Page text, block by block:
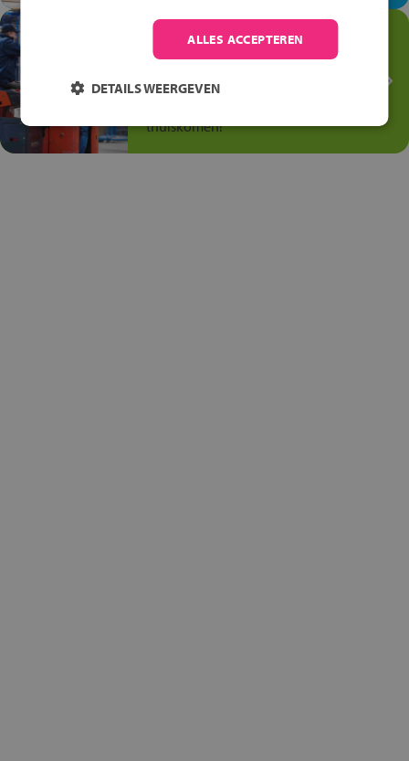
Jouw talent in de
Transport en Logistiek
Kies voor vmbo Transport en
thuiskomen!
ALLES ACCEPTEREN
DETAILS WEERGEVEN